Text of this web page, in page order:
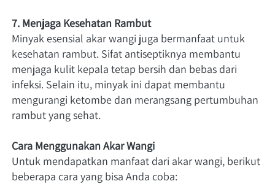
7. Menjaga Kesehatan Rambut
Minyak esensial akar wangi juga bermanfaat untuk
kesehatan rambut. Sifat antiseptiknya membantu
menjaga kulit kepala tetap bersih dan bebas dari
infeksi. Selain itu, minyak ini dapat membantu
mengurangi ketombe dan merangsang pertumbuhan
rambut yang sehat.
Cara Menggunakan Akar Wangi
Untuk mendapatkan manfaat dari akar wangi, berikut
beberapa cara yang bisa Anda coba: